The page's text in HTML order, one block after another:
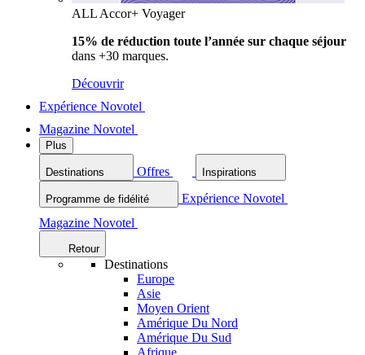
ALL Accor+ Voyager
15% de réduction toute l’année sur chaque séjour
dans +30 marques.
Découvrir
Expérience Novotel
Magazine Novotel
Plus
Destinations Offres Inspirations
Programme de fidélité
Expérience Novotel
Magazine Novotel
Retour
Destinations
Europe
Asie
Moyen Orient
Amérique Du Nord
Amérique Du Sud
Afrique